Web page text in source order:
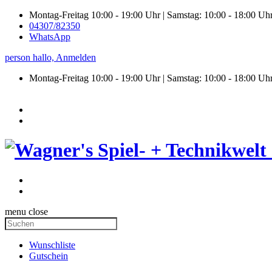
Montag-Freitag 10:00 - 19:00 Uhr | Samstag: 10:00 - 18:00
04307/82350
WhatsApp
person hallo, Anmelden
Montag-Freitag 10:00 - 19:00 Uhr | Samstag: 10:00 - 18:00
menu close
Wunschliste
Gutschein